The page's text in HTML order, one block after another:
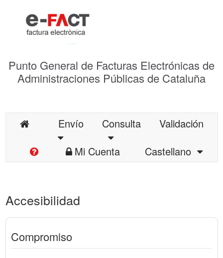
Punto General de Facturas Electrónicas de
Administraciones Públicas de Cataluña
Envío Consulta
Validación
Mi Cuenta
Castellano
Accesibilidad
Compromiso